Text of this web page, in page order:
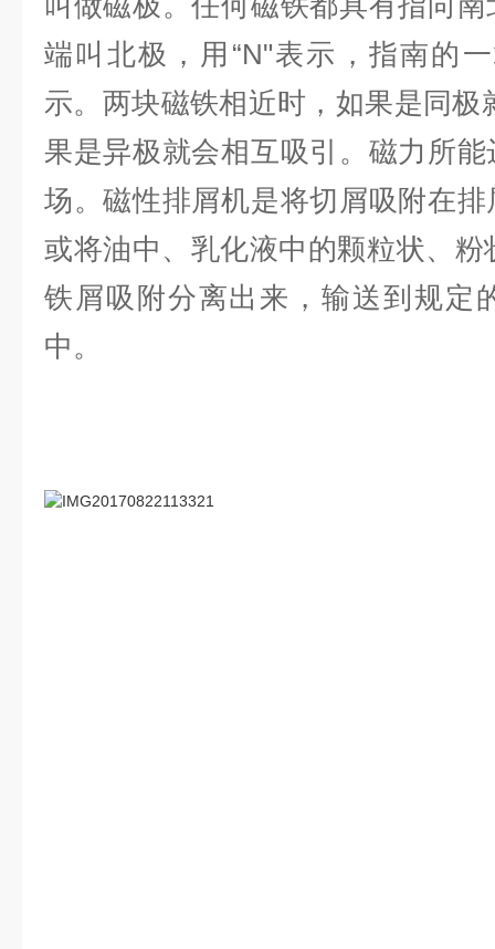
端叫北极，用“N"表示，指南的
示。两块磁铁相近时，如果是同极
果是异极就会相互吸引。磁力所
场。磁性排屑机是将切屑吸附在
或将油中、乳化液中的颗粒状、粉
铁屑吸附分离出来，输送到规定
中。